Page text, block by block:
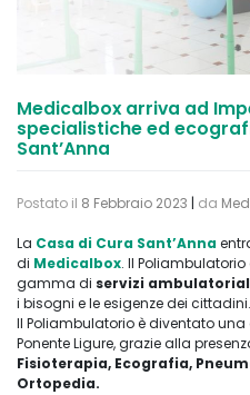
Medicalbox arriva ad
specialistiche ed
Sant’Anna
Postato il 8 Febbraio 2023 | da
La Casa di Cura Sant’Anna
di Medicalbox. Il
gamma di servizi
i bisogni e le esigenze dei cittadini.
Il Poliambulatorio è diventato
Ponente Ligure, grazie alla
Fisioterapia, Ecografia,
Ortopedia.